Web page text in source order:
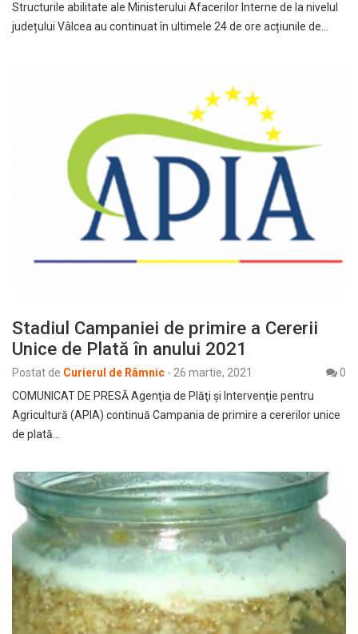
Structurile abilitate ale Ministerului Afacerilor Interne de la nivelul
județului Vâlcea au continuat în ultimele 24 de ore acțiunile de…
Stadiul Campaniei de primire a Cererii
Unice de Plată în anului 2021
Postat de Curierul de Râmnic - 26 martie, 2021
0
COMUNICAT DE PRESĂ Agenţia de Plăţi şi Intervenţie pentru
Agricultură (APIA) continuă Campania de primire a cererilor unice
de plată…